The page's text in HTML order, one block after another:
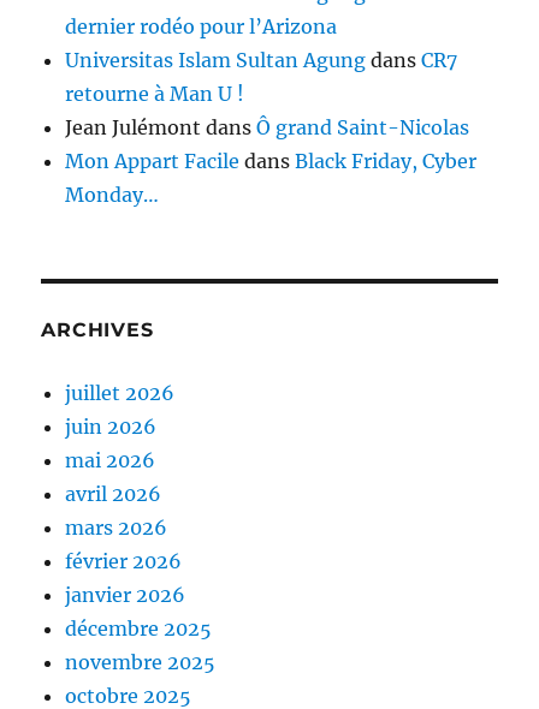
dernier rodéo pour l’Arizona
Universitas Islam Sultan Agung dansCR7
retourne à Man U !
Jean Julémont dansÔ grand Saint-Nicolas
Mon Appart Facile dansBlack Friday, Cyber
Monday…
ARCHIVES
juillet 2026
juin 2026
mai 2026
avril 2026
mars 2026
février 2026
janvier 2026
décembre 2025
novembre 2025
octobre 2025